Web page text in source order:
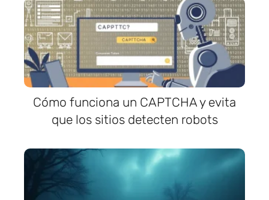
Cómo funciona un CAPTCHA y evita
que los sitios detecten robots